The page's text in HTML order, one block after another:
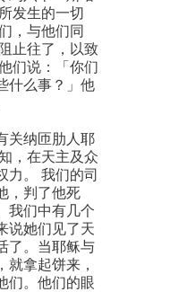
发生的一切
，与他们同
止往了，以致
们说：「你们
什么事？」他
关纳匝肋人耶
，在天主及众
力。 我们的司
，判了他死
我们中有几个
说她们见了天
了。当耶稣与
就拿起饼来，
们。他们的眼